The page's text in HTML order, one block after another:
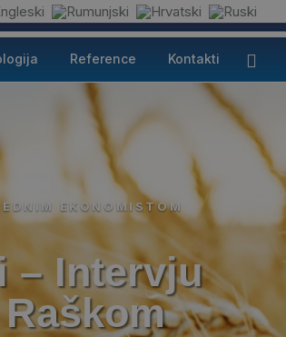
Reference Kontakti
EKONOMISTOM
– Intervju